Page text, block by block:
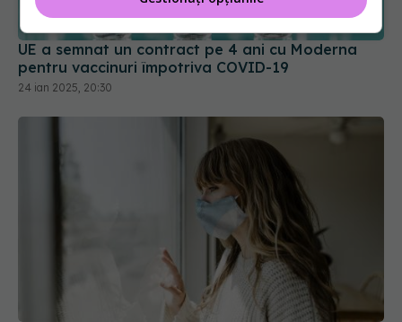
UE a semnat un contract pe 4 ani cu Moderna
pentru vaccinuri împotriva COVID-19
24 ian 2025, 20:30
Lockdown-ul impus de COVID a accelerat
îmbătrânirea creierului. Adolescenții, cei mai